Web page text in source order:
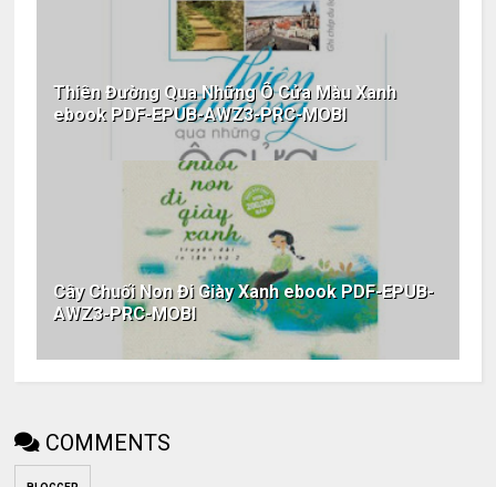
Thiên Đường Qua Những Ô Cửa Màu Xanh
ebook PDF-EPUB-AWZ3-PRC-MOBI
Cây Chuối Non Đi Giày Xanh ebook PDF-EPUB-
AWZ3-PRC-MOBI
COMMENTS